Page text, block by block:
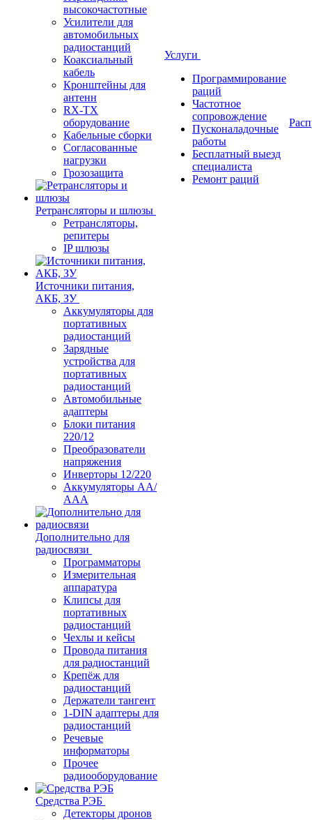
высокочастотные
Усилители для
автомобильных
радиостанций
Коаксиальный
кабель
Кронштейны для
антенн
RX-TX
оборудование
Кабельные сборки
Согласованные
нагрузки
Грозозащита
Ретрансляторы и шлюзы
Ретрансляторы,
репитеры
IP шлюзы
Источники питания,
АКБ, ЗУ
Аккумуляторы для
портативных
радиостанций
Зарядные
устройства для
портативных
радиостанций
Автомобильные
адаптеры
Блоки питания
220/12
Преобразователи
напряжения
Инверторы 12/220
Аккумуляторы АА/
ААА
Дополнительно для
радиосвязи
Программаторы
Измерительная
аппаратура
Клипсы для
портативных
радиостанций
Чехлы и кейсы
Провода питания
для радиостанций
Крепёж для
радиостанций
Держатели тангент
1-DIN адаптеры для
радиостанций
Речевые
информаторы
Прочее
радиооборудование
Средства РЭБ
Детекторы дронов
Услуги
Программирование
раций
Частотное
сопровождение
Пусконаладочные
работы
Бесплатный выезд
специалиста
Ремонт раций